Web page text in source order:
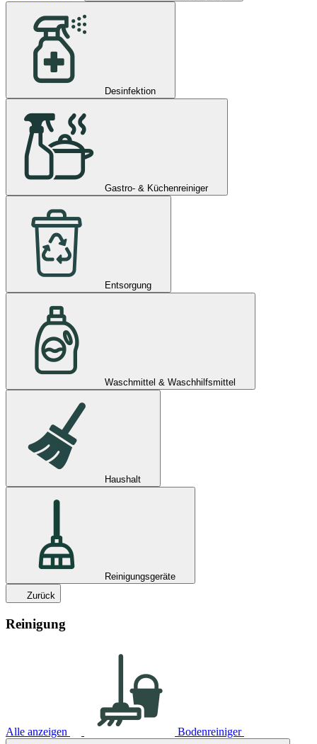
Desinfektion
Gastro- & Küchenreiniger
Entsorgung
Waschmittel & Waschhilfsmittel
Haushalt
Reinigungsgeräte
Zurück
Reinigung
Alle anzeigen Bodenreiniger